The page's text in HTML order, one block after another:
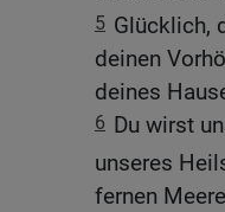
5 Glücklich,
deinen
deines
6 Du wirst
unseres
fernen